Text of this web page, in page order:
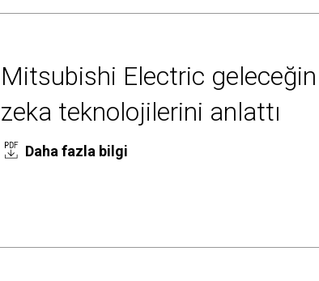
Mitsubishi Electric
zeka teknolojilerini anlattı
Daha fazla bilgi